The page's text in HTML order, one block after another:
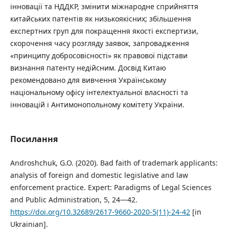
інновації та НДДКР, змінити міжнародне сприйняття
китайських патентів як низькоякісних; збільшення
експертних груп для покращення якості експертизи,
скорочення часу розгляду заявок, запровадження
«принципу добросовісності» як правової підстави
визнання патенту недійсним. Досвід Китаю
рекомендовано для вивчення Українському
національному офісу інтелектуальної власності та
інновацій і Антимонопольному комітету України.
Посилання
Androshchuk, G.O. (2020). Bad faith of trademark applicants:
analysis of foreign and domestic legislative and law
enforcement practice. Expert: Paradigms of Legal Sciences
and Public Administration, 5, 24—42.
https://doi.org/10.32689/2617-9660-2020-5(11)-24-42[in
Ukrainian].